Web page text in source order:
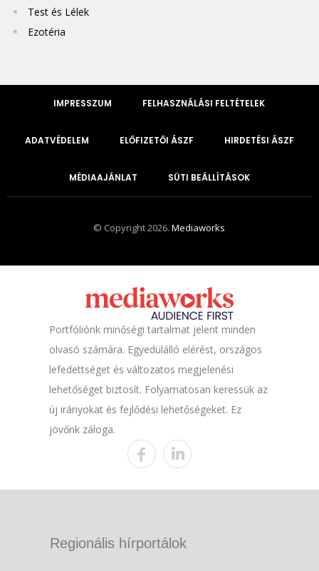
Test és Lélek
Ezotéria
IMPRESSZUM FELHASZNÁLÁSI FELTÉTELEK
ADATVÉDELEM ELŐFIZETŐI ÁSZF HIRDETÉSI ÁSZF
MÉDIAAJÁNLAT SÜTI BEÁLLÍTÁSOK
© Copyright 2026.Mediaworks
Portfóliónk minőségi tartalmat jelent minden
olvasó számára. Egyedülálló elérést, országos
lefedettséget és változatos megjelenési
lehetőséget biztosít. Folyamatosan keressük az
új irányokat és fejlődési lehetőségeket. Ez
jövőnk záloga.
Regionális hírportálok